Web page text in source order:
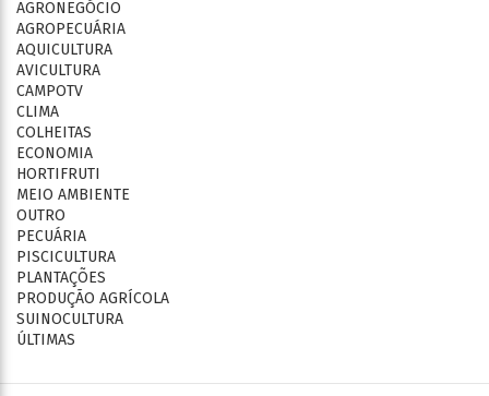
AGRONEGÓCIO
AGROPECUÁRIA
AQUICULTURA
AVICULTURA
CAMPOTV
CLIMA
COLHEITAS
ECONOMIA
HORTIFRUTI
MEIO AMBIENTE
OUTRO
PECUÁRIA
PISCICULTURA
PLANTAÇÕES
PRODUÇÃO AGRÍCOLA
SUINOCULTURA
ÚLTIMAS